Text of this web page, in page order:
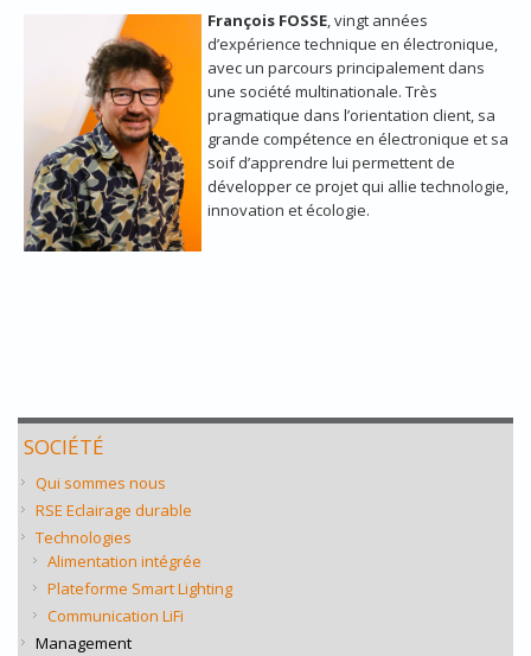
François FOSSE, vingt années
d’expérience technique en électronique,
avec un parcours principalement dans
une société multinationale. Très
pragmatique dans l’orientation client, sa
grande compétence en électronique et sa
soif d’apprendre lui permettent de
développer ce projet qui allie technologie,
innovation et écologie.
SOCIÉTÉ
Qui sommes nous
RSE Eclairage durable
Technologies
Alimentation intégrée
Plateforme Smart Lighting
Communication LiFi
Management